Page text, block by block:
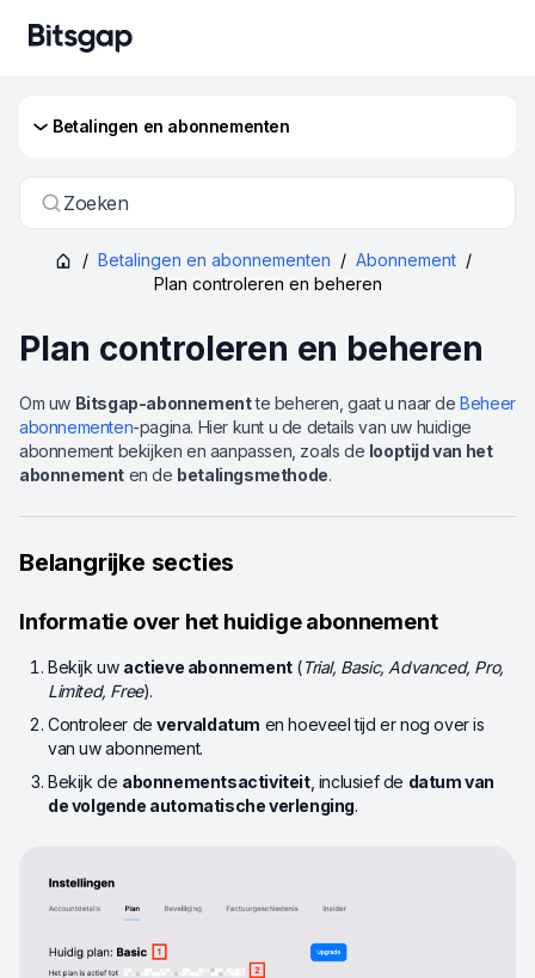
Betalingen en abonnementen
Zoeken
/ Betalingen en abonnementen / Abonnement /
Plan controleren en beheren
Plan controleren en beheren
Om uw Bitsgap-abonnementte beheren, gaat u naar de Beheer
abonnementen-pagina. Hier kunt u de details van uw huidige
abonnement bekijken en aanpassen, zoals de looptijd van het
abonnement en de betalingsmethode.
Belangrijke secties
Informatie over het huidige abonnement
Bekijk uw actieve abonnement(Trial, Basic, Advanced, Pro,
Limited, Free).
Controleer devervaldatum en hoeveel tijd er nog over is
van uw abonnement.
Bekijk de abonnementsactiviteit, inclusief de datum van
de volgende automatische verlenging.